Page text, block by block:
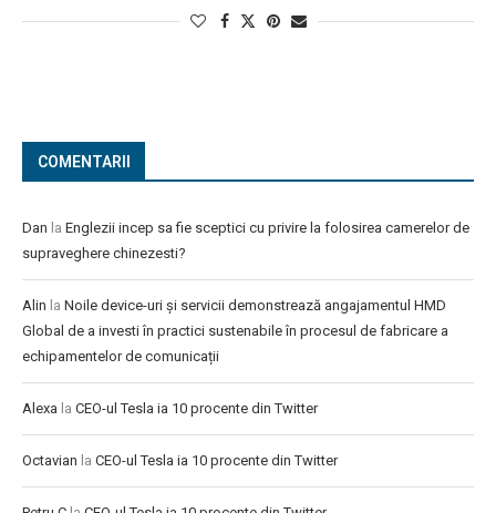
COMENTARII
Dan la Englezii incep sa fie sceptici cu privire la folosirea camerelor de
supraveghere chinezesti?
Alin la Noile device-uri și servicii demonstrează angajamentul HMD
Global de a investi în practici sustenabile în procesul de fabricare a
echipamentelor de comunicații
Alexa la CEO-ul Tesla ia 10 procente din Twitter
Octavian la CEO-ul Tesla ia 10 procente din Twitter